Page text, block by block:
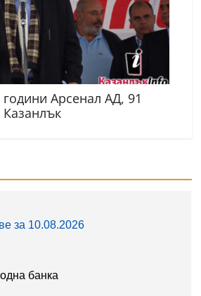
години Арсенал АД, 91